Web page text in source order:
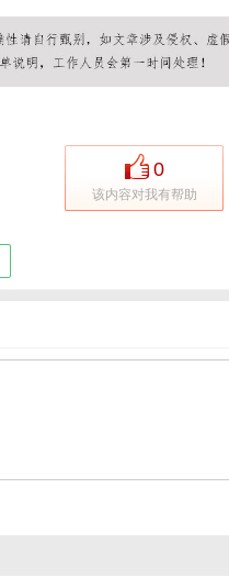
0
该内容对我有帮助